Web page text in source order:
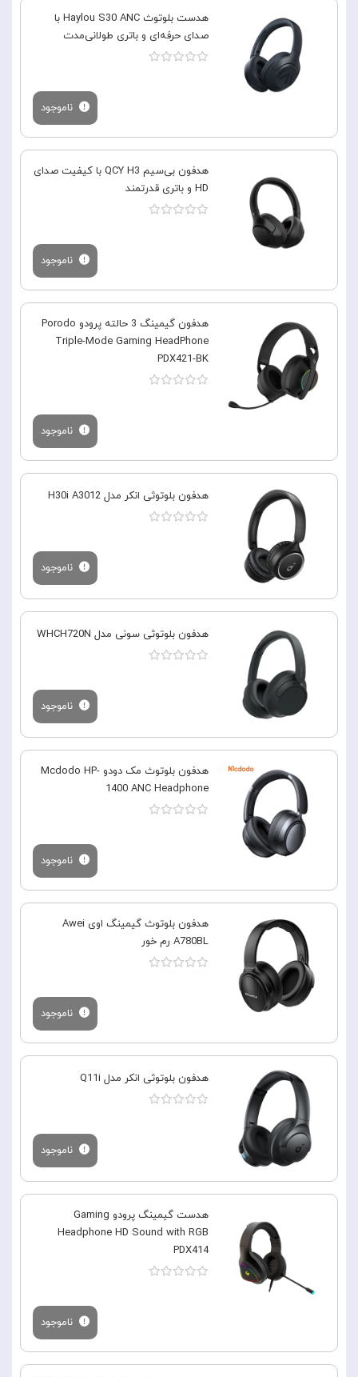
هدست بلوتوث Haylou S30 ANC با
صدای حرفه‌ای و باتری طولانی‌مدت
ناموجود
هدفون بی‌سیم QCY H3 با کیفیت صدای
HD و باتری قدرتمند
ناموجود
هدفون گیمینگ 3 حالته پرودو Porodo
Triple-Mode Gaming HeadPhone
PDX421-BK
ناموجود
هدفون بلوتوثی انکر مدل H30i A3012
ناموجود
هدفون بلوتوثی سونی مدل WHCH720N
ناموجود
هدفون بلوتوث مک دودو Mcdodo HP-
1400 ANC Headphone
ناموجود
هدفون بلوتوث گیمینگ اوی Awei
A780BL رم خور
ناموجود
هدفون بلوتوثی انکر مدل Q11i
ناموجود
هدست گیمینگ پرودو Gaming
Headphone HD Sound with RGB
PDX414
ناموجود